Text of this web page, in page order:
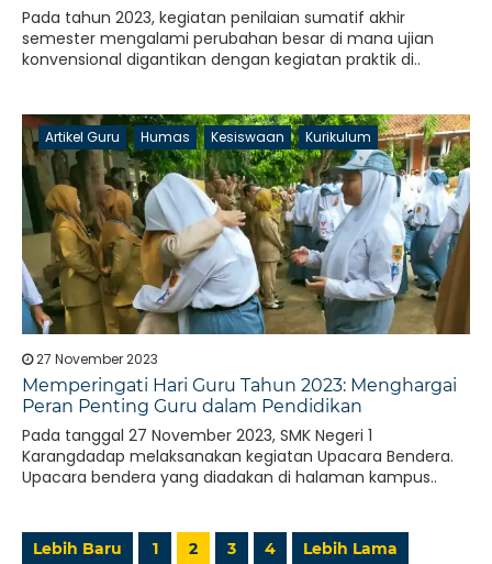
Pada tahun 2023, kegiatan penilaian sumatif akhir
semester mengalami perubahan besar di mana ujian
konvensional digantikan dengan kegiatan praktik di..
Artikel Guru Humas Kesiswaan Kurikulum
27 November 2023
Memperingati Hari Guru Tahun 2023: Menghargai
Peran Penting Guru dalam Pendidikan
Pada tanggal 27 November 2023, SMK Negeri 1
Karangdadap melaksanakan kegiatan Upacara Bendera.
Upacara bendera yang diadakan di halaman kampus..
Lebih Baru 1 2 3 4 Lebih Lama